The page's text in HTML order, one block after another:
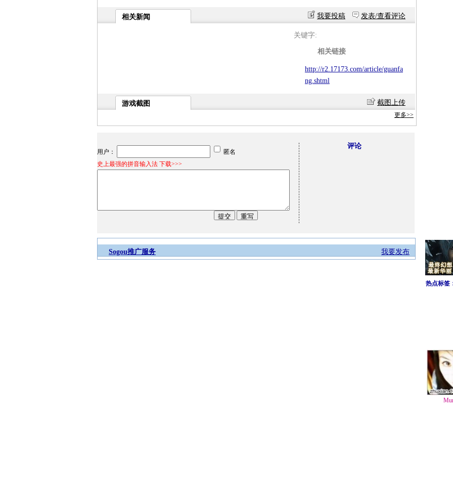
相关新闻 我要投稿 发表/查看评论
关键字:
相关链接
http://r2.17173.com/article/guanfa
ng.shtml
游戏截图 截图上传
更多>>
用户：
匿名
史上最强的拼音输入法 下载>>>
评论
我要发布
Sogou推广服务
热点标签